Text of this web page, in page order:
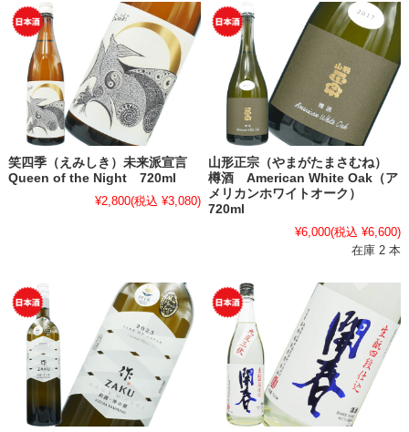
笑四季（えみしき）未来派宣言
Queen of the Night 720ml
¥2,800(税込 ¥3,080)
山形正宗（やまがたまさむね）
樽酒 American White Oak（ア
メリカンホワイトオーク）
720ml
¥6,000(税込 ¥6,600)
在庫 2 本